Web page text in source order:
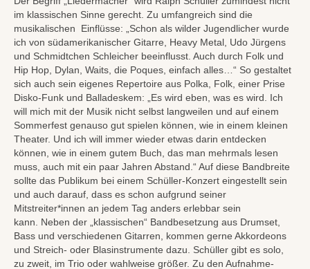
im klassischen Sinne gerecht. Zu umfangreich sind die
musikalischen Einflüsse: „Schon als wilder Jugendlicher wurde
ich von südamerikanischer Gitarre, Heavy Metal, Udo Jürgens
und Schmidtchen Schleicher beeinflusst. Auch durch Folk und
Hip Hop, Dylan, Waits, die Poques, einfach alles…“ So gestaltet
sich auch sein eigenes Repertoire aus Polka, Folk, einer Prise
Disko-Funk und Balladeskem: „Es wird eben, was es wird. Ich
will mich mit der Musik nicht selbst langweilen und auf einem
Sommerfest genauso gut spielen können, wie in einem kleinen
Theater. Und ich will immer wieder etwas darin entdecken
können, wie in einem gutem Buch, das man mehrmals lesen
muss, auch mit ein paar Jahren Abstand.“ Auf diese Bandbreite
sollte das Publikum bei einem Schüller-Konzert eingestellt sein
und auch darauf, dass es schon aufgrund seiner
Mitstreiter*innen an jedem Tag anders erlebbar sein
kann. Neben der „klassischen“ Bandbesetzung aus Drumset,
Bass und verschiedenen Gitarren, kommen gerne Akkordeons
und Streich- oder Blasinstrumente dazu. Schüller gibt es solo,
zu zweit, im Trio oder wahlweise größer. Zu den Aufnahme-